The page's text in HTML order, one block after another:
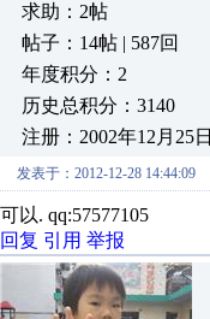
求助：2帖
帖子：14帖 | 587回
年度积分：2
历史总积分：3140
注册：2002年12月25日
发表于：2012-12-28 14:44:09
可以. qq:57577105
回复 引用 举报